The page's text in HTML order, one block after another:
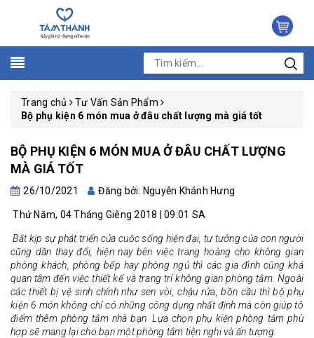
Trang chủ
Tư Vấn Sản Phẩm
Bộ phụ kiện 6 món mua ở đâu chất lượng mà giá tốt
BỘ PHỤ KIỆN 6 MÓN MUA Ở ĐÂU CHẤT LƯỢNG
MÀ GIÁ TỐT
26/10/2021 Đăng bởi: Nguyễn Khánh Hưng
Thứ Năm, 04 Tháng Giêng 2018 | 09:01 SA
Bắt kịp sự phát triển của cuộc sống hiện đại, tư tưởng của con người
cũng dần thay đổi, hiện nay bên việc trang hoàng cho không gian
phòng khách, phòng bếp hay phòng ngủ thì các gia đình cũng khá
quan tâm đến việc thiết kế và trang trí không gian phòng tắm. Ngoài
các thiết bị vệ sinh chính nhưsen vòi chậu rửa bồn cầu thì bộ phụ
kiện 6 món không chỉ có những công dụng nhất định mà còn giúp tô
điểm thêm phòng tắm nhà bạn. Lựa chọn phụ kiện phòng tắm phù
hợp sẽ mang lại cho bạn một phòng tắm tiện nghi và ấn tượng.